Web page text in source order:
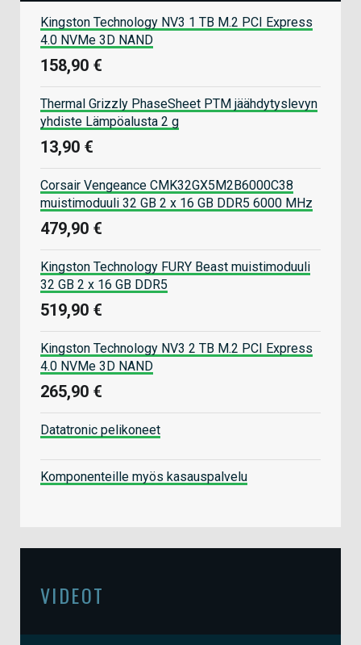
Kingston Technology NV3 1 TB M.2 PCI Express
4.0 NVMe 3D NAND
158,90 €
Thermal Grizzly PhaseSheet PTM jäähdytyslevyn
yhdiste Lämpöalusta 2 g
13,90 €
Corsair Vengeance CMK32GX5M2B6000C38
muistimoduuli 32 GB 2 x 16 GB DDR5 6000 MHz
479,90 €
Kingston Technology FURY Beast muistimoduuli
32 GB 2 x 16 GB DDR5
519,90 €
Kingston Technology NV3 2 TB M.2 PCI Express
4.0 NVMe 3D NAND
265,90 €
Datatronic pelikoneet
Komponenteille myös kasauspalvelu
VIDEOT